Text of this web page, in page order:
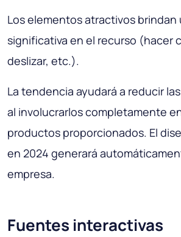
Los elementos atractivos
significativa en el recurso (hacer
deslizar, etc.).
La tendencia ayudará a reducir
al involucrarlos completamente
productos proporcionados. El
en 2024 generará
empresa.
Fuentes interactivas